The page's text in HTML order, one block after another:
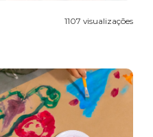
1107 visualizações